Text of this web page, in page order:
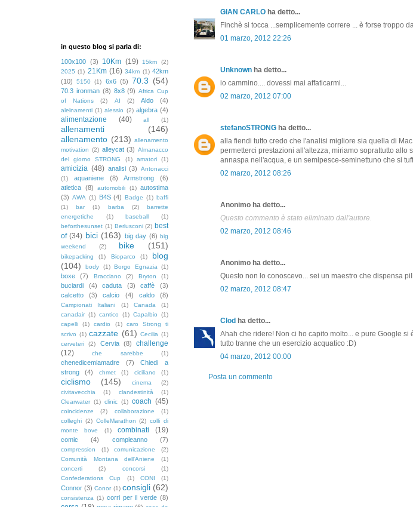
GIAN CARLO ha detto...
Finchè si tocca ...semplicemente correre ... è forse troppo
01 marzo, 2012 22:26
Unknown ha detto...
io cammino.... dovessi mai affaticarmi...
02 marzo, 2012 07:00
stefanoSTRONG ha detto...
alla fiendi tutto credo che l'analisi migliore sia quella di
permetterci prestazioni all'altezza, miriamo soprattutto allo
annaspa nell'acqua, e un semipesce-seminettuno che si
02 marzo, 2012 08:26
Anonimo ha detto...
Questo commento è stato eliminato dall'autore.
02 marzo, 2012 08:46
Anonimo ha detto...
Questo non lo conoscevo... sei un maestro che dispensa
02 marzo, 2012 08:47
Clod ha detto...
Ahah che ridere! Non ci ho capito molto... e pure Google si
tutto tranne che un esercizio acquatico :D)
04 marzo, 2012 00:00
Posta un commento
in questo blog si parla di:
100x100 (3) 10Km (19) 15km
(2)
2025 (1) 21Km (16) 34km (1) 42km
(10)
5150 (1) 6x6 (5) 70.3 (54)
70.3 ironman (8) 8x8 (9) Africa Cup
of Nations
(2) AI (2) Aldo (4)
alelnamenti (1) alessio (2) algebra (4)
alimentazione (40) all (1)
allenamenti
(146)
allenamento (213) allenamento
motivation (2) alleycat (3) Almanacco
del giorno STRONG
(1) amatori (1)
amicizia (48) analisi (3)
Antonacci
(1)
aquaniene (8) Armstrong
(6)
atletica (8) automobili (1) autostima
(3) AWA (1) B4S (4) Badge (1) baffi
(1)
bar (1) barba (2)
barrette
energetiche
(1) baseball
(1)
beforthesunset (1) Berlusconi (2) best
of (34) bici (163) big day (6) big
weekend
(2) bike (151)
bikepacking (1) Bioparco (1)
blog
(104)
body (1) Borgo Egnazia (1)
boxe (7) Bracciano (2) Bryton (1)
buciardi (4) caduta (3) caffè
(3)
calcetto
(3) calcio (4) caldo (8)
Campionati Italiani (1) Canada
(1)
canadair (1) cantico (1) Capalbio
(1)
capelli
(1) cardio (1)
caro Strong ti
scrivo (1) cazzate (61) Cecilia (1)
cerveteri
(2) Cervia (8)
challenge
(12)
che sarebbe (1)
chenedicemiamadre (7)
Chiedi a
strong
(4) chmet (1) ciciliano (1)
ciclismo (145) cinema
(2)
civitavecchia
(1) clandestinità
(1)
Clearwater (1) clinic (1) coach (45)
coincidenze (2) collaborazione
(1)
colleghi (2) ColleMarathon (2) colli di
monte bove
(1) combinati (19)
comic (4) compleanno (7)
compression (1) comunicazione
(2)
Comunità Montana dell'Aniene
(1)
concerti
(2) concorsi
(1)
Confederations Cup
(1) CONI (1)
Connor (3) Conor (1) consigli (62)
consistenza (1) corri per il verde (8)